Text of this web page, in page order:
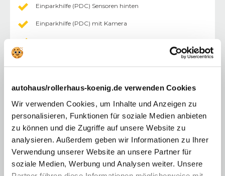
autohaus/rollerhaus-koenig.de verwenden Cookies
Wir verwenden Cookies, um Inhalte und Anzeigen zu
personalisieren, Funktionen für soziale Medien anbieten
zu können und die Zugriffe auf unsere Website zu
analysieren. Außerdem geben wir Informationen zu Ihrer
Verwendung unserer Website an unsere Partner für
soziale Medien, Werbung und Analysen weiter. Unsere
Einparkhilfe (PDC) Sensoren hinten
Einparkhilfe (PDC) mit Kamera
Außenspiegel abklappbar
Fahrersitz höhenverstellbar
Lenkrad beheizbar